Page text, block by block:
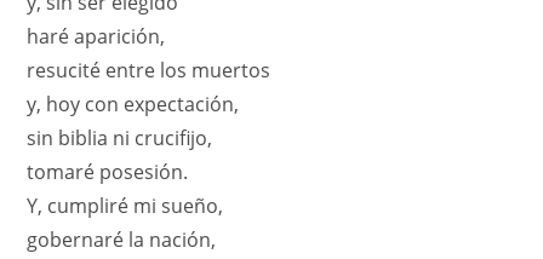
haré aparición,
resucité entre los muertos
y, hoy con expectación,
sin biblia ni crucifijo,
tomaré posesión.
Y, cumpliré mi sueño,
gobernaré la nación,